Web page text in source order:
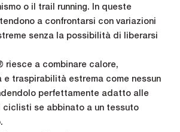
o il trail running. In queste
a confrontarsi con variazioni
senza la possibilità di liberarsi
riesce a combinare calore,
traspirabilità estrema come nessun
perfettamente adatto alle
se abbinato a un tessuto